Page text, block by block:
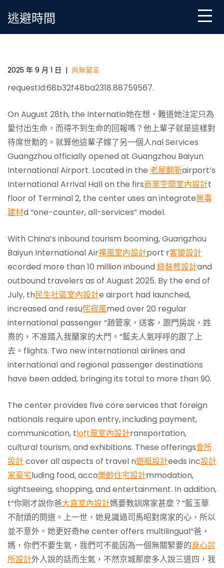
逃避時間
Guangzhou airport launches ‘one-coJIUYI俱意空間設計
2025 年 9 月 1 日 | 尚無留言
requestId:68b32f48ba2318.88759567.
On August 28th, the Internatio她在想，難道她注定只為
愛付出生命，而得不到生命的回報嗎？他上輩子就是這樣對
待席世勳的。就算他這輩子嫁了另一個人nal Services
Guangzhou officially opened at Guangzhou Baiyun
International Airport. Located in the 老屋翻新airport’s
International Arrival Hall on the firs商業空間室內設計t
floor of Terminal 2, the center uses an integrate無毒
建材d “one-counter, all-services” model.
With China’s inbound tourism booming, Guangzhou
Baiyun International Air禪風室內設計port r客變設計
ecorded more than 10 million inbound 綠裝修設計and
outbound travelers as of August 2025. By the end of
July, th民生社區室內設計e airport had launched,
increased and resu侘寂風med over 20 regular
international passenger “趙管家，送客，跟門房說，姓
熹的，不准踏入我蘭家的大門。”藍夫人氣呼呼的跟了上
去。flights. Two new international airlines and
international and regional passenger destinations
have been added, bringing its total to more than 90.
The center provides five core services that foreign
nationals require upon entry, including payment,
communication, tloft風室內設計ransportation,
cultural tourism, and exhibitions. These offerings會所
設計cover all aspects of travel n遊艇設計eeds inc設計
家豪宅luding food, acco樂齡住宅設計mmodation,
sightseeing, shopping, and entertainment. In addition,
t“你剛才說你爸大直室內設計媽要教訓席家甚麼？”藍玉華
不耐煩的問道。上一世，她見識過司馬昭對席家的心，所以
並不意外。她更好奇he center offers multilingual“爸，
媽，你們不要生氣，我們可不能因為一個無關緊要的身心診
所設計外人說的話而生氣，不然京城那麼多人說三道四，我